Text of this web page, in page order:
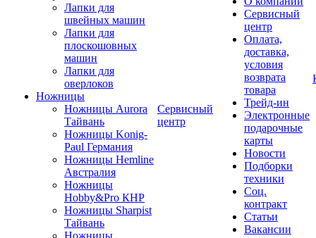
Лапки для
швейных машин
Лапки для
плоскошовных
машин
Лапки для
оверлоков
Ножницы
Ножницы Aurora
Тайвань
Ножницы Konig-
Paul Германия
Ножницы Hemline
Австралия
Ножницы
Hobby&Pro КНР
Ножницы Sharpist
Тайвань
Ножницы
Сервисный
центр
Сервисный
центр
Оплата,
доставка,
условия
возврата
товара
Трейд-ин
Электронные
подарочные
карты
Новости
Подборки
техники
Соц.
контракт
Статьи
Вакансии